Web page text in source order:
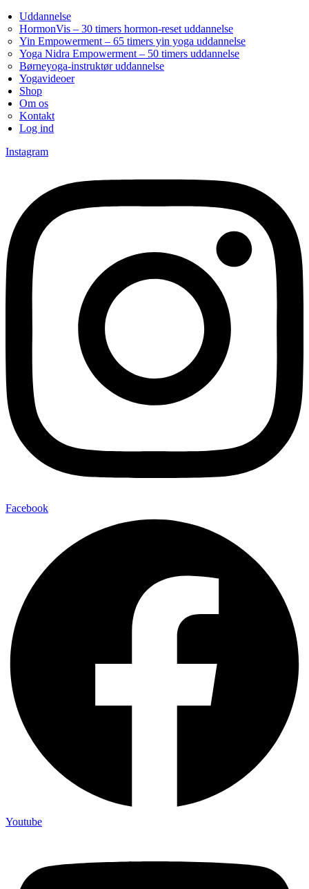
Uddannelse
HormonVis – 30 timers hormon-reset uddannelse
Yin Empowerment – 65 timers yin yoga uddannelse
Yoga Nidra Empowerment – 50 timers uddannelse
Børneyoga-instruktør uddannelse
Yogavideoer
Shop
Om os
Kontakt
Log ind
Instagram
Facebook
Youtube